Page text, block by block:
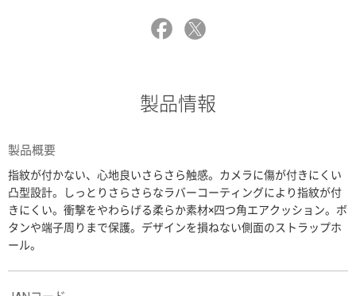
製品情報
製品概要
指紋が付かない、心地良いさらさら触感。カメラに傷が付きにくい
凸型設計。しっとりさらさらなラバーコーティングにより指紋が付
きにくい。衝撃をやわらげる柔らか素材×四つ角エアクッション。ボ
タンや端子周りまで保護。デザインを損ねない側面のストラップホ
ール。